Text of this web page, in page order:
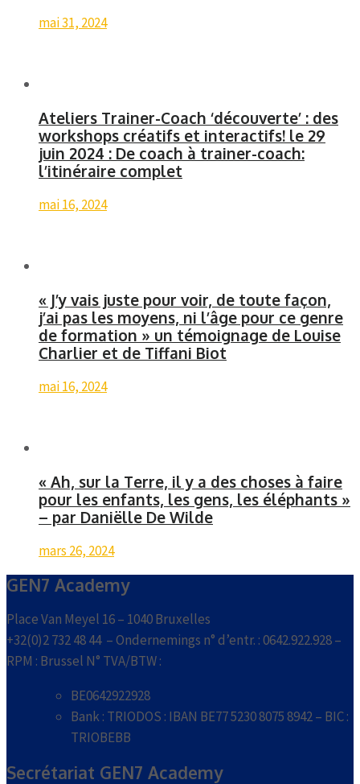
mai 31, 2024
Ateliers Trainer-Coach ‘découverte’ : des
workshops créatifs et interactifs! le 29
juin 2024 : De coach à trainer-coach:
l’itinéraire complet
mai 16, 2024
« J’y vais juste pour voir, de toute façon,
j’ai pas les moyens, ni l’âge pour ce genre
de formation » un témoignage de Louise
Charlier et de Tiffani Biot
mai 16, 2024
« Ah, sur la Terre, il y a des choses à faire
pour les enfants, les gens, les éléphants »
– par Daniëlle De Wilde
mars 26, 2024
GEN7 Academy
Place Van Meyel 16 – 1040 Bruxelles
+32(0)2 732 48 44 – Ondernemings n° d’entr. : 0642.922.928 –
RPM : Brussel N° TVA/BTW :
BE0642922928
Bank : TRIODOS : IBAN BE77 5230 8075 8942 – BIC :
TRIOBEBB
Secrétariat GEN7 Academy